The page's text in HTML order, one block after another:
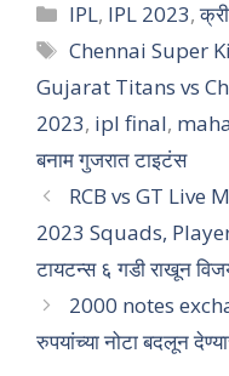
IPL, IPL 2023,
Chennai Super
Gujarat Titans vs
2023, ipl final,
बनाम गुजरात टाइटंस
RCB vs GT Live
2023 Squads,
टायटन्स ६ गडी राखून
2000 notes
रुपयांच्या नोटा बदलून